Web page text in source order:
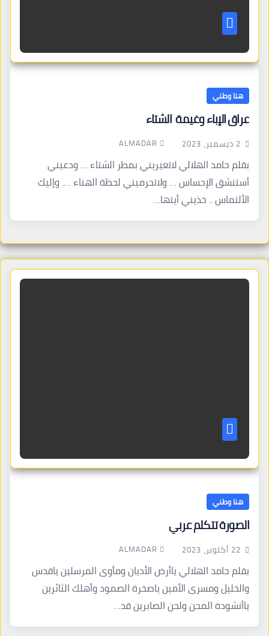
هنا وطني
عراق الإباء وغيمة الشتاء
2 ديسمبر، 2023 ALMADAR
بقلم حامد الهلالي لاتعيريني بمطر الشتاء … ودعيني
أستنشق الإحساس … ولاتحرميني لحظة الهناء …. وإليك
الألتماس .. خذيني أيتها…
هنا وطني
الصورة تتكلم عربي
22 أكتوبر، 2023 ALMADAR
بقلم حامد الهلالي ياأرض الأديان ومأوى المرسلين ياقدس
والخليل ومسرى الأمين ياصخرة الصمود وأهلك الثائرين
ياأنشودة المحن ولحن الصابرين قد…